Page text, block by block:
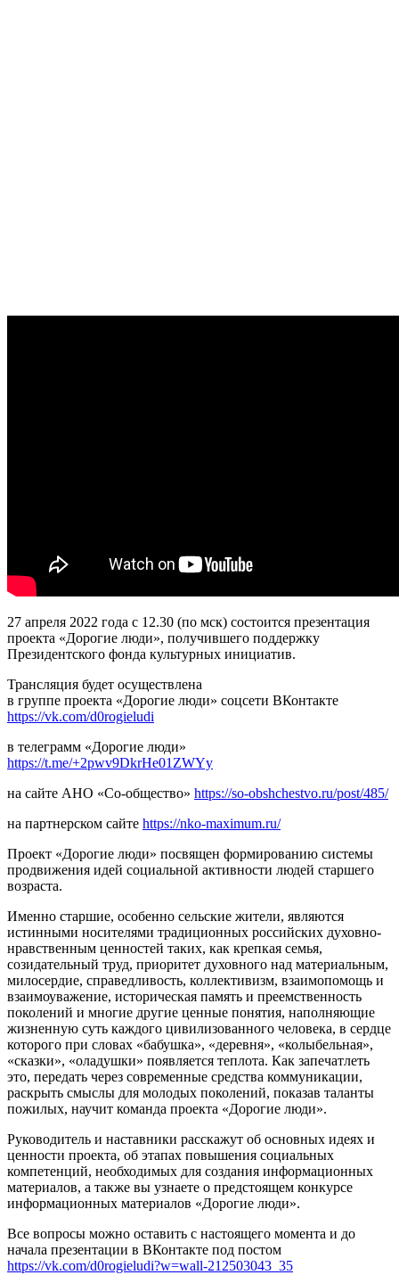
27 апреля 2022 года с 12.30 (по мск) состоится презентация
проекта «Дорогие люди», получившего поддержку
Президентского фонда культурных инициатив.
Трансляция будет осуществлена
в группе проекта «Дорогие люди» соцсети ВКонтакте
https://vk.com/d0rogieludi
в телеграмм «Дорогие люди»
https://t.me/+2pwv9DkrHe01ZWYy
на сайте АНО «Со-общество» https://so-obshchestvo.ru/post/485/
на партнерском сайте https://nko-maximum.ru/
Проект «Дорогие люди» посвящен формированию системы
продвижения идей социальной активности людей старшего
возраста.
Именно старшие, особенно сельские жители, являются
истинными носителями традиционных российских духовно-
нравственным ценностей таких, как крепкая семья,
созидательный труд, приоритет духовного над материальным,
милосердие, справедливость, коллективизм, взаимопомощь и
взаимоуважение, историческая память и преемственность
поколений и многие другие ценные понятия, наполняющие
жизненную суть каждого цивилизованного человека, в сердце
которого при словах «бабушка», «деревня», «колыбельная»,
«сказки», «оладушки» появляется теплота. Как запечатлеть
это, передать через современные средства коммуникации,
раскрыть смыслы для молодых поколений, показав таланты
пожилых, научит команда проекта «Дорогие люди».
Руководитель и наставники расскажут об основных идеях и
ценности проекта, об этапах повышения социальных
компетенций, необходимых для создания информационных
материалов, а также вы узнаете о предстоящем конкурсе
информационных материалов «Дорогие люди».
Все вопросы можно оставить с настоящего момента и до
начала презентации в ВКонтакте под постом
https://vk.com/d0rogieludi?w=wall-212503043_35